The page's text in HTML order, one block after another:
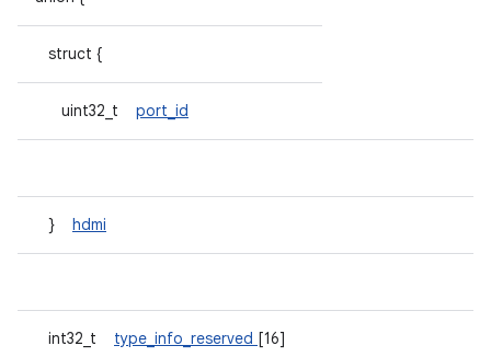
struct {
uint32_t port_id
} hdmi
int32_t type_info_reserved [16]